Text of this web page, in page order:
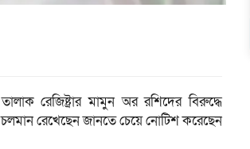
রেজিষ্ট্রার মামুন অর রশিদের বিরুদ্ধে
রেখেছেন জানতে চেয়ে নোটিশ করেছেন